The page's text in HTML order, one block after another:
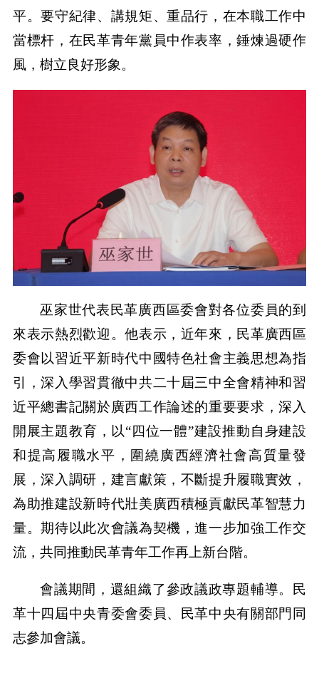
平。要守紀律、講規矩、重品行，在本職工作中
當標杆，在民革青年黨員中作表率，錘煉過硬作
風，樹立良好形象。
巫家世代表民革廣西區委會對各位委員的到
來表示熱烈歡迎。他表示，近年來，民革廣西區
委會以習近平新時代中國特色社會主義思想為指
引，深入學習貫徹中共二十屆三中全會精神和習
近平總書記關於廣西工作論述的重要要求，深入
開展主題教育，以“四位一體”建設推動自身建設
和提高履職水平，圍繞廣西經濟社會高質量發
展，深入調研，建言獻策，不斷提升履職實效，
為助推建設新時代壯美廣西積極貢獻民革智慧力
量。期待以此次會議為契機，進一步加強工作交
流，共同推動民革青年工作再上新台階。
會議期間，還組織了參政議政專題輔導。民
革十四屆中央青委會委員、民革中央有關部門同
志參加會議。